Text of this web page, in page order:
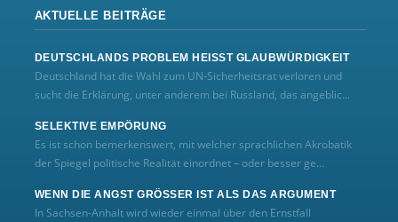
AKTUELLE BEITRÄGE
DEUTSCHLANDS PROBLEM HEISST GLAUBWÜRDIGKEIT
Deutschland hat die Wahl zum UN‑Sicherheitsrat verloren und
sucht die Erklärung, unter anderem bei Russland, das angeblic...
SELEKTIVE EMPÖRUNG
Es ist schon bemerkenswert, mit welcher sprachlichen Akrobatik
der Spiegel politische Realität einordnet – oder besser ge...
WENN DIE ANGST GRÖSSER IST ALS DAS ARGUMENT
In Sachsen-Anhalt wird wieder einmal über den Ernstfall